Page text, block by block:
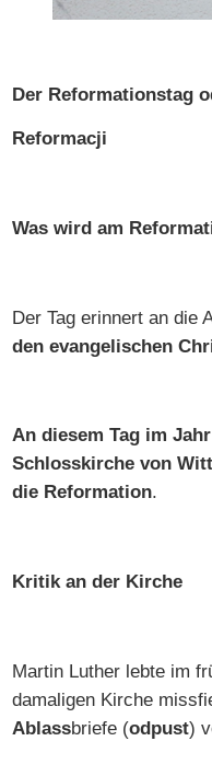
Der Reformationstag
Reformacji
Was wird am
Der Tag erinnert an die
den evangelischen
An diesem Tag im
Schlosskirche von
die Reformation.
Kritik an der Kirche
Martin Luther lebte im
damaligen Kirche
Ablassbriefe (odpust)